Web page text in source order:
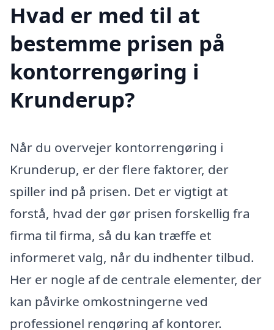
Hvad er med til at
bestemme prisen på
kontorrengøring i
Krunderup?
Når du overvejer kontorrengøring i
Krunderup, er der flere faktorer, der
spiller ind på prisen. Det er vigtigt at
forstå, hvad der gør prisen forskellig fra
firma til firma, så du kan træffe et
informeret valg, når du indhenter tilbud.
Her er nogle af de centrale elementer, der
kan påvirke omkostningerne ved
professionel rengøring af kontorer.